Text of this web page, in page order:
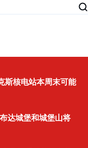
斯核电站本周末可能
达城堡和城堡山将